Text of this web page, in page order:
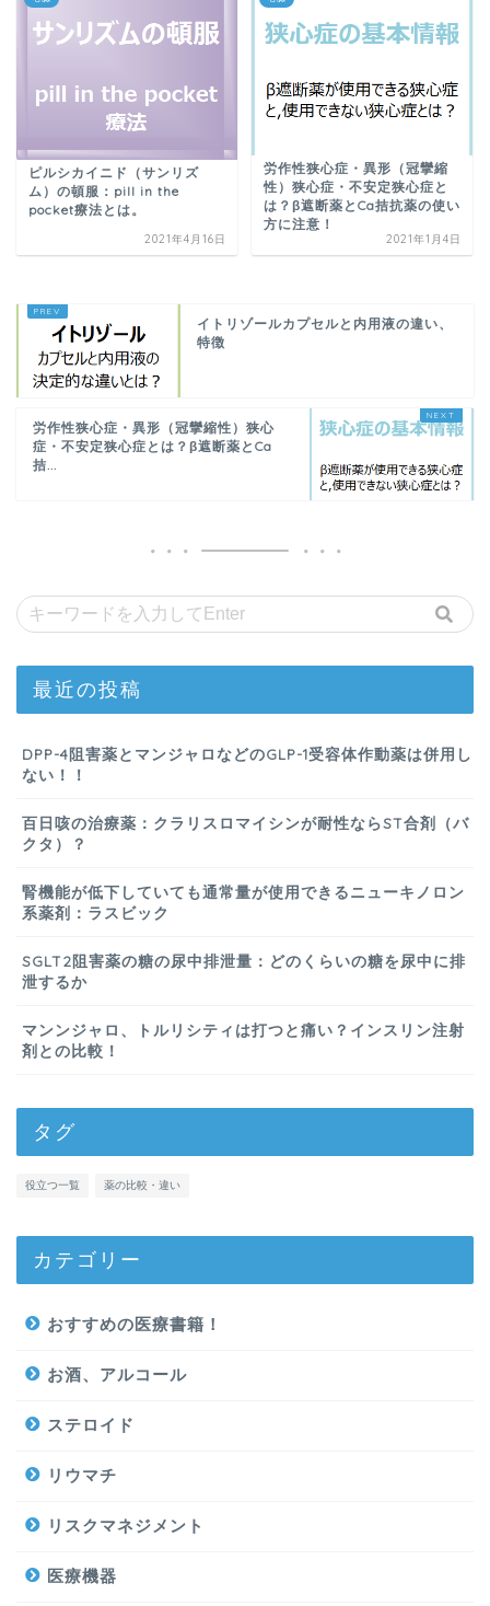
ピルシカイニド（サンリズ
ム）の頓服：pill in the
pocket療法とは。
2021年4月16日
労作性狭心症・異形（冠攣縮
性）狭心症・不安定狭心症と
は？β遮断薬とCa拮抗薬の使い
方に注意！
2021年1月4日
イトリゾールカプセルと内用液の違い、
特徴
労作性狭心症・異形（冠攣縮性）狭心
症・不安定狭心症とは？β遮断薬とCa
拮...
最近の投稿
DPP-4阻害薬とマンジャロなどのGLP-1受容体作動薬は併用し
ない！！
百日咳の治療薬：クラリスロマイシンが耐性ならST合剤（バ
クタ）？
腎機能が低下していても通常量が使用できるニューキノロン
系薬剤：ラスビック
SGLT2阻害薬の糖の尿中排泄量：どのくらいの糖を尿中に排
泄するか
マンンジャロ、トルリシティは打つと痛い？インスリン注射
剤との比較！
タグ
役立つ一覧 薬の比較・違い
カテゴリー
おすすめの医療書籍！
お酒、アルコール
ステロイド
リウマチ
リスクマネジメント
医療機器